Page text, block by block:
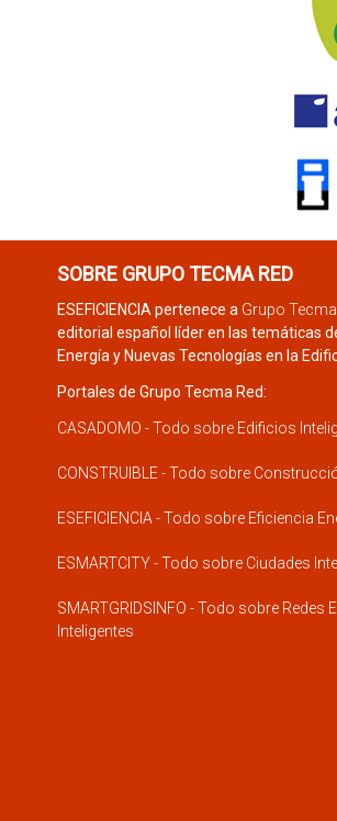
SOBRE GRUPO TECMA RED
ESEFICIENCIA pertenece a Grupo
editorial español líder en las temáticas
Energía y Nuevas Tecnologías en la
Portales de Grupo Tecma Red:
CASADOMO - Todo sobre Edificios
CONSTRUIBLE - Todo sobre
ESEFICIENCIA - Todo sobre Eficiencia
ESMARTCITY - Todo sobre Ciudades
SMARTGRIDSINFO - Todo sobre Redes
Inteligentes